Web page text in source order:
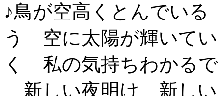
♪鳥が空高くとんでい
う 空に太陽が輝いて
く 私の気持ちわかる
新しい夜明け 新しい